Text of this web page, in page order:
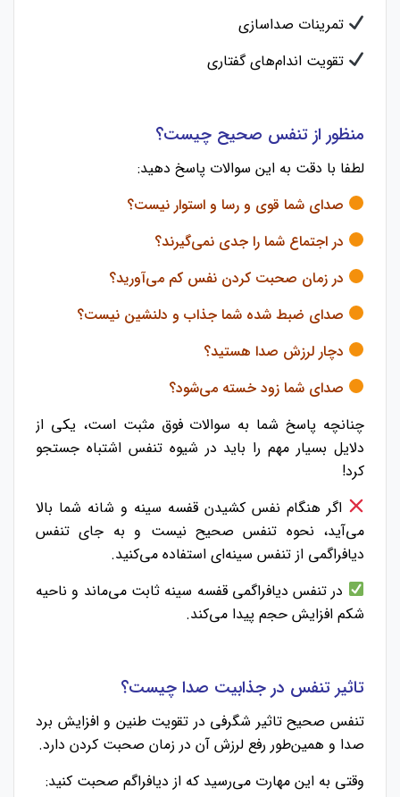
تمرینات صداسازی
تقویت اندام‌های گفتاری
منظور از تنفس صحیح چیست؟
لطفا با دقت به این سوالات پاسخ دهید:
صدای شما قوی و رسا و استوار نیست؟
در اجتماع شما را جدی نمی‌گیرند؟
در زمان صحبت کردن نفس کم می‌آورید؟
صدای ضبط شده شما جذاب و دلنشین نیست؟
دچار لرزش صدا هستید؟
صدای شما زود خسته می‌شود؟
چنانچه پاسخ شما به سوالات فوق مثبت است، یکی از
دلایل بسیار مهم را باید در شیوه تنفس اشتباه جستجو
کرد!
اگر هنگام نفس کشیدن قفسه سینه‌ و شانه شما بالا
می‌آید، نحوه تنفس صحیح نیست و به جای تنفس
دیافراگمی از تنفس سینه‌ای استفاده می‌کنید.
در تنفس دیافراگمی قفسه سینه ثابت می‌ماند و ناحیه
شکم افزایش حجم پیدا می‌کند.
تاثیر تنفس در جذابیت صدا چیست؟
تنفس صحیح تاثیر شگرفی در تقویت طنین و افزایش برد
صدا و همین‌طور رفع لرزش آن در زمان صحبت کردن دارد.
وقتی به این مهارت می‌رسید که از دیافراگم صحبت کنید: